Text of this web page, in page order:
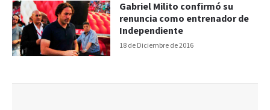
18 de Diciembre de 2016
Gabriel Milito confirmó su
renuncia como entrenador de
Independiente